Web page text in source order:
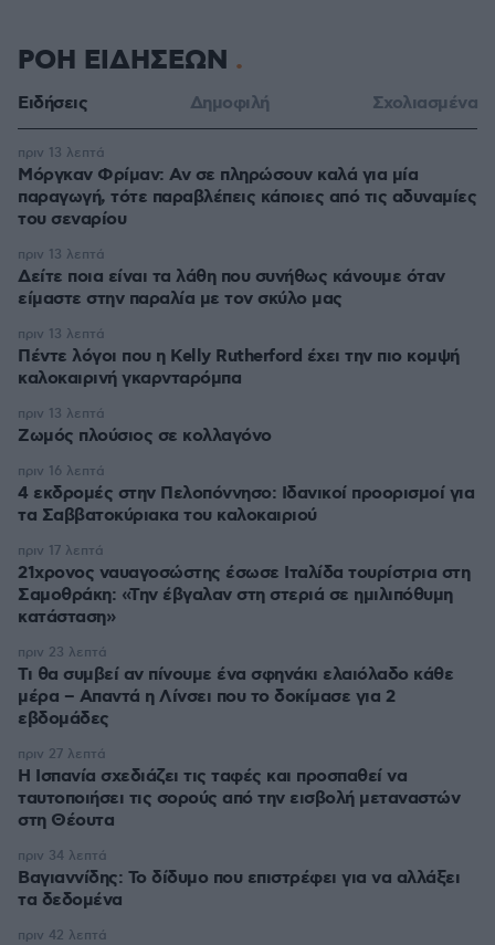
ΡΟΗ ΕΙΔΗΣΕΩΝ
Ειδήσεις Δημοφιλή Σχολιασμένα
Μόργκαν Φρίμαν: Αν σε πληρώσουν καλά για μία
παραγωγή, τότε παραβλέπεις κάποιες από τις αδυναμίες
του σεναρίου
πριν 13 λεπτά
Δείτε ποια είναι τα λάθη που συνήθως κάνουμε όταν
είμαστε στην παραλία με τον σκύλο μας
πριν 13 λεπτά
Πέντε λόγοι που η Kelly Rutherford έχει την πιο κομψή
καλοκαιρινή γκαρνταρόμπα
πριν 13 λεπτά
Ζωμός πλούσιος σε κολλαγόνο
πριν 13 λεπτά
4 εκδρομές στην Πελοπόννησο: Ιδανικοί προορισμοί για
τα Σαββατοκύριακα του καλοκαιριού
πριν 16 λεπτά
21χρονος ναυαγοσώστης έσωσε Ιταλίδα τουρίστρια στη
Σαμοθράκη: «Την έβγαλαν στη στεριά σε ημιλιπόθυμη
κατάσταση»
πριν 17 λεπτά
Τι θα συμβεί αν πίνουμε ένα σφηνάκι ελαιόλαδο κάθε
μέρα – Απαντά η Λίνσει που το δοκίμασε για 2
εβδομάδες
πριν 23 λεπτά
Η Ισπανία σχεδιάζει τις ταφές και προσπαθεί να
ταυτοποιήσει τις σορούς από την εισβολή μεταναστών
στη Θέουτα
πριν 27 λεπτά
Βαγιαννίδης: Το δίδυμο που επιστρέφει για να αλλάξει
τα δεδομένα
πριν 34 λεπτά
πριν 42 λεπτά